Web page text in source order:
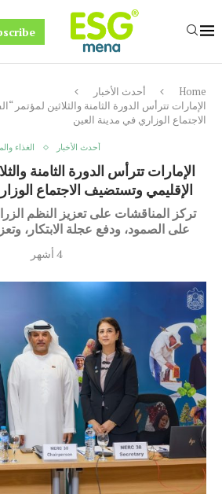
Home
أحدث الأخبار
الإمارات تترأس الدورة الثامنة والثلاثين لمؤتمر
الاجتماع الوزاري في مدينة العين
أحدث الأخبار الغذاء
الإمارات تترأس الدورة الثامنة
الإقليمي وتستضيف الاجتماع
تركز المناقشات على تعزيز النظم
على الصمود، ودفع عجلة الابتكار،
4 أشهر